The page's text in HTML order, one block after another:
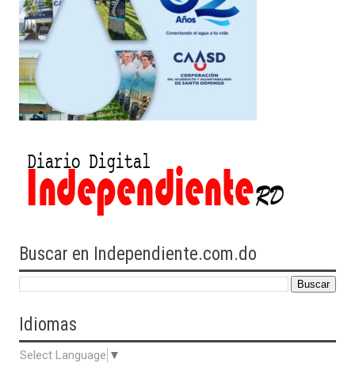
Buscar en Independiente.com.do
Idiomas
Select Language ▼